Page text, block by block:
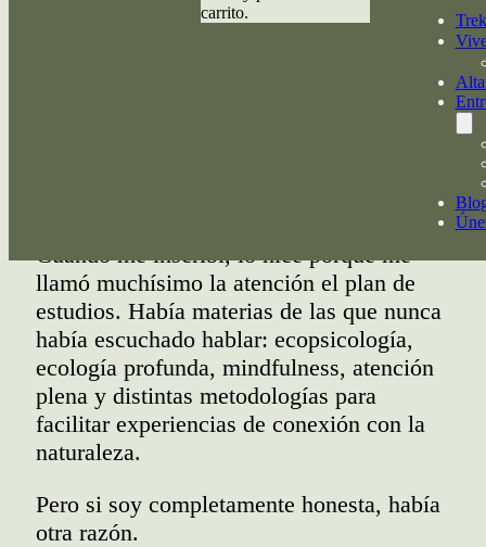
carrito.
Cuando me inscribí, lo hice porque me
llamó muchísimo la atención el plan de
estudios. Había materias de las que nunca
había escuchado hablar: ecopsicología,
ecología profunda, mindfulness, atención
plena y distintas metodologías para
facilitar experiencias de conexión con la
naturaleza.
Pero si soy completamente honesta, había
otra razón.